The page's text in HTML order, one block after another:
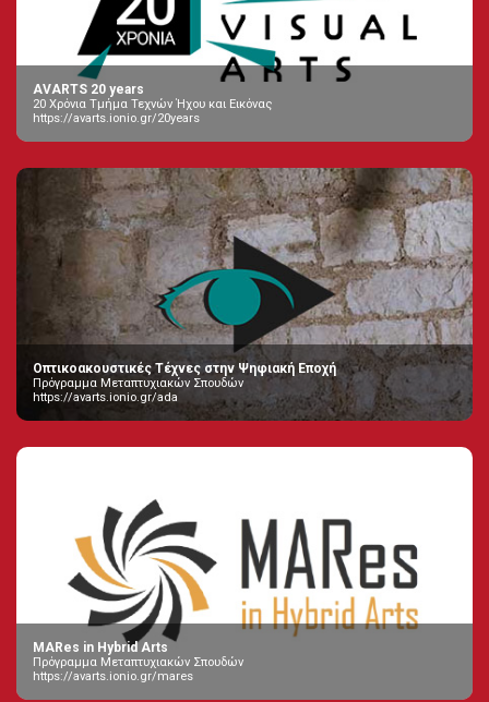
AVARTS 20 years
20 Χρόνια Τμήμα Τεχνών Ήχου και Εικόνας
https://avarts.ionio.gr/20years
Οπτικοακουστικές Τέχνες στην Ψηφιακή Εποχή
Πρόγραμμα Μεταπτυχιακών Σπουδών
https://avarts.ionio.gr/ada
MARes in Hybrid Arts
Πρόγραμμα Μεταπτυχιακών Σπουδών
https://avarts.ionio.gr/mares